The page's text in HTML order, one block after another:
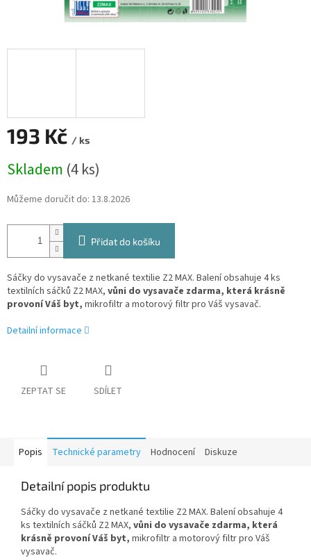
193 Kč / ks
cena:
Skladem (4 ks)
Můžeme doručit do: 13.8.2026
Přidat do košíku
Sáčky do vysavače z netkané textilie Z2 MAX. Balení obsahuje 4 ks
textilních sáčků Z2 MAX, vůni do vysavače zdarma, která krásně
provoní Váš byt, mikrofiltr a motorový filtr pro Váš vysavač.
Detailní informace
ZEPTAT SE SDÍLET
Popis Technické parametry Hodnocení Diskuze
Detailní popis produktu
Sáčky do vysavače z netkané textilie Z2 MAX. Balení obsahuje 4
ks textilních sáčků Z2 MAX, vůni do vysavače zdarma, která
krásně provoní Váš byt, mikrofiltr a motorový filtr pro Váš
vysavač.